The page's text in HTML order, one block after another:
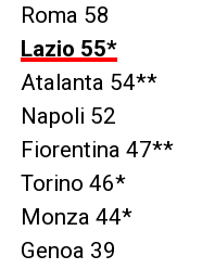
Roma 58
Lazio 55*
Atalanta 54**
Napoli 52
Fiorentina 47**
Torino 46*
Monza 44*
Genoa 39